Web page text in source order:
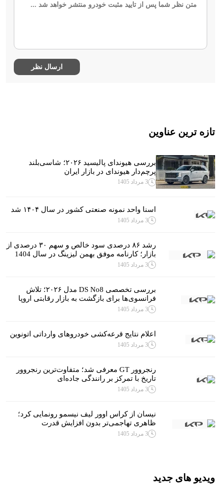
تازه ترین عناوین
بررسی هیوندای پالیسید ۲۰۲۶؛ شاسی‌بلند
پرچم‌دار هیوندای در بازار ایران
3 مرداد 1405
اسنا واحد نمونه صنعتی کشور در سال ۱۴۰۴ شد
3 مرداد 1405
رشد ۸۶ درصدی سود خالص و سهم ۳۰ درصدی از
بازار؛ کارنامه موفق بهمن لیزینگ در سال 1404
3 مرداد 1405
بررسی تخصصی DS No8 مدل ۲۰۲۶؛ تلاش
فرانسوی‌ها برای بازگشت به بازار رقابتی اروپا
3 مرداد 1405
اعلام نتایج قرعه‌کشی خودروهای وارداتی اتونوین
3 مرداد 1405
رنجروور GT معرفی شد؛ متفاوت‌ترین رنجروور
تاریخ با تمرکز بر رانندگی جاده‌ای
3 مرداد 1405
نیسان از کراس اوور لیف نیسمو رونمایی کرد؛
ظاهری تهاجمی‌تر بدون افزایش قدرت
3 مرداد 1405
ویدیو های جدید